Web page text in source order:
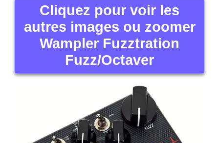
Cliquez pour voir les
autres images ou zoomer
Wampler Fuzztration
Fuzz/Octaver